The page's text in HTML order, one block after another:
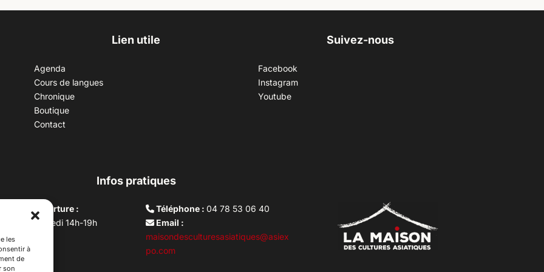
les
à
de
son
Lien utile
Agenda
Cours de langues
Chronique
Boutique
Contact
Suivez-nous
Facebook
Instagram
Youtube
Infos pratiques
d’ouverture :
au vendredi 14h-19h
10h –17h
lundi
Téléphone :04 78 53 06 40
Email :
maisondesculturesasiatiques@asiex
po.com